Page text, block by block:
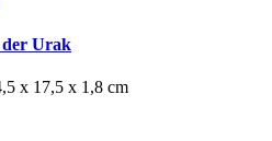
der Urak
x 17,5 x 1,8 cm